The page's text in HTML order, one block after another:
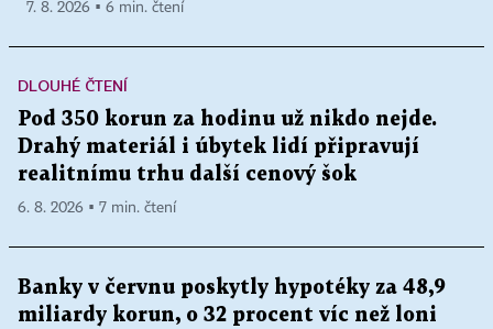
7. 8. 2026 ▪ 6 min. čtení
DLOUHÉ ČTENÍ
Pod 350 korun za hodinu už nikdo nejde.
Drahý materiál i úbytek lidí připravují
realitnímu trhu další cenový šok
6. 8. 2026 ▪ 7 min. čtení
Banky v červnu poskytly hypotéky za 48,9
miliardy korun, o 32 procent víc než loni